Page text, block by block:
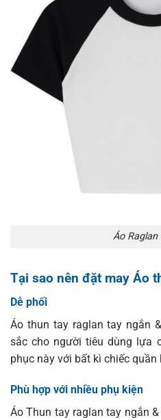
Áo
Tại sao nên đặt may Áo
Dễ phối
Áo thun tay raglan tay ngắn
sắc cho người tiêu dùng lựa
phục này với bất kì chiếc quần
Phù hợp với nhiều phụ kiện
Áo Thun tay raglan tay ngắn